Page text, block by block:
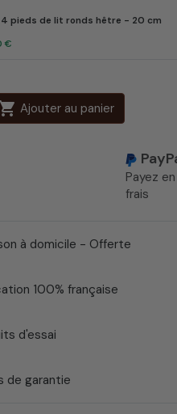
pieds de lit ronds hêtre - 20 cm
€
Ajouter au panier
Payez en
frais
à domicile - Offerte
100% française
d'essai
de garantie